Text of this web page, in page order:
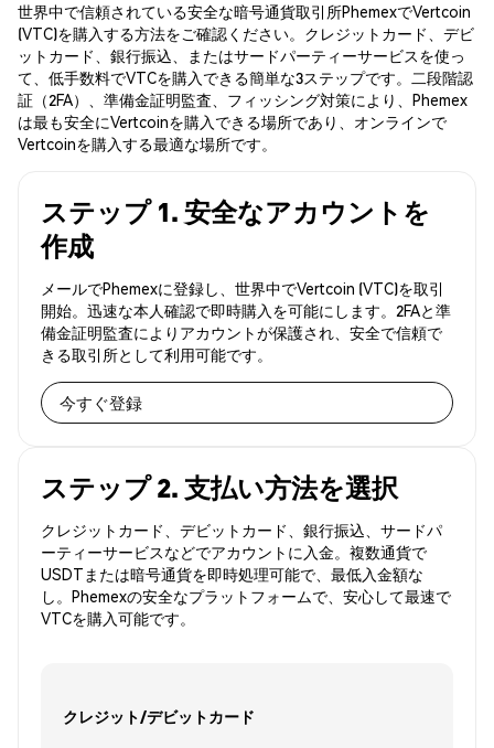
世界中で信頼されている安全な暗号通貨取引所PhemexでVertcoin
(VTC)を購入する方法をご確認ください。クレジットカード、デビ
ットカード、銀行振込、またはサードパーティーサービスを使っ
て、低手数料でVTCを購入できる簡単な3ステップです。二段階認
証（2FA）、準備金証明監査、フィッシング対策により、Phemex
は最も安全にVertcoinを購入できる場所であり、オンラインで
Vertcoinを購入する最適な場所です。
ステップ 1. 安全なアカウントを
作成
メールでPhemexに登録し、世界中でVertcoin (VTC)を取引
開始。迅速な本人確認で即時購入を可能にします。2FAと準
備金証明監査によりアカウントが保護され、安全で信頼で
きる取引所として利用可能です。
今すぐ登録
ステップ 2. 支払い方法を選択
クレジットカード、デビットカード、銀行振込、サードパ
ーティーサービスなどでアカウントに入金。複数通貨で
USDTまたは暗号通貨を即時処理可能で、最低入金額な
し。Phemexの安全なプラットフォームで、安心して最速で
VTCを購入可能です。
クレジット/デビットカード